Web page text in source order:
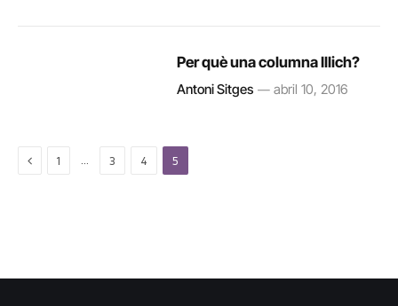
Per què una columna Illich?
Antoni Sitges abril 10, 2016
Previous
1 3 4 5